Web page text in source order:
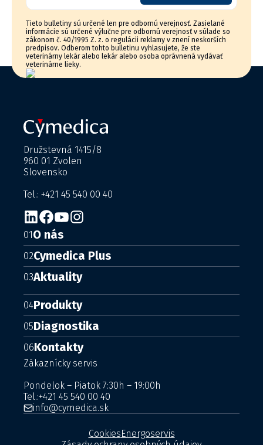
Tieto bulletiny sú určené len pre odbornú verejnosť. Zasielané
informácie sú určené výlučne pre odbornú verejnosť v súlade so
zákonom č. 40/1995 Z. z. o regulácii reklamy v znení neskorších
predpisov. Odberom tohto bulletinu vyhlasujete, že ste
veterinárny lekár alebo lekár alebo osoba oprávnená vydávať
veterinárne lieky.
Družstevná 1415/8
960 01 Zvolen
Slovensko
Tel.: +421 45 540 00 40
01O nás
02Cymedica Plus
03Aktuality
04Produkty
05Diagnostika
06Kontakty
Zákaznícky servis
Pondelok – Piatok 7:30h – 19:00h
Tel.:+421 45 540 00 40
info@cymedica.sk
CookiesEnergoservis